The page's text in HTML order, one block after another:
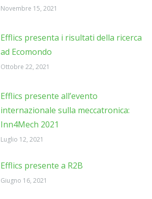
Novembre 15, 2021
Efflics presenta i risultati della ricerca
ad Ecomondo
Ottobre 22, 2021
Efflics presente all’evento
internazionale sulla meccatronica:
Inn4Mech 2021
Luglio 12, 2021
Efflics presente a R2B
Giugno 16, 2021